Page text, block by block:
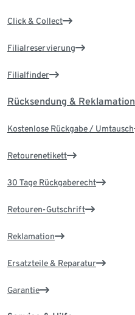
Click & Collect
Filialreservierung
Filialfinder
Rücksendung & Reklamation
Kostenlose Rückgabe / Umtausch
Retourenetikett
30 Tage Rückgaberecht
Retouren-Gutschrift
Reklamation
Ersatzteile & Reparatur
Garantie